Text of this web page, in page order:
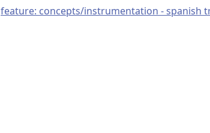
feature: concepts/instrumentation - spanish